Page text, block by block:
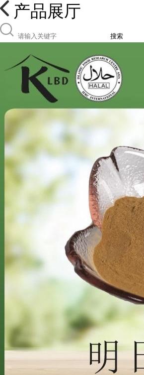
产品展厅
搜索